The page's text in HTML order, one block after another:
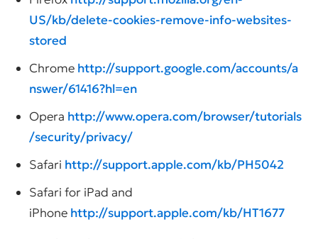
US/kb/delete-cookies-remove-info-websites-
stored
Chrome http://support.google.com/accounts/a
nswer/61416?hl=en
Opera http://www.opera.com/browser/tutorials
/security/privacy/
Safari http://support.apple.com/kb/PH5042
Safari for iPad and
iPhone http://support.apple.com/kb/HT1677